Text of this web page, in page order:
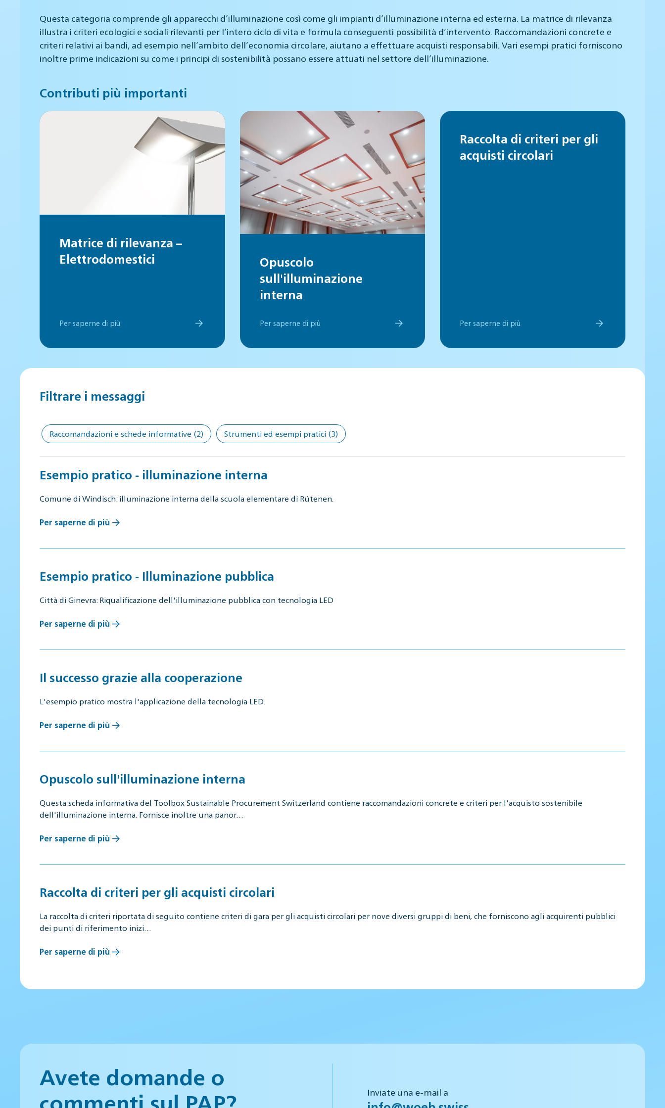
Questa categoria comprende gli apparecchi d’illuminazione così come gli impianti d’illuminazione interna ed esterna. La matrice di rilevanza
illustra i criteri ecologici e sociali rilevanti per l’intero ciclo di vita e formula conseguenti possibilità d’intervento. Raccomandazioni concrete e
criteri relativi ai bandi, ad esempio nell’ambito dell’economia circolare, aiutano a effettuare acquisti responsabili. Vari esempi pratici forniscono
inoltre prime indicazioni su come i principi di sostenibilità possano essere attuati nel settore dell’illuminazione.
Contributi più importanti
Matrice di rilevanza –
Elettrodomestici
Per saperne di più
Opuscolo
sull'illuminazione
interna
Per saperne di più
Raccolta di criteri per gli
acquisti circolari
Per saperne di più
Filtrare i messaggi
Raccomandazioni e schede informative (2) Strumenti ed esempi pratici (3)
Esempio pratico - illuminazione interna
Comune di Windisch: illuminazione interna della scuola elementare di Rütenen.
Per saperne di più
Esempio pratico - Illuminazione pubblica
Città di Ginevra: Riqualificazione dell'illuminazione pubblica con tecnologia LED
Per saperne di più
Il successo grazie alla cooperazione
L'esempio pratico mostra l'applicazione della tecnologia LED.
Per saperne di più
Opuscolo sull'illuminazione interna
Questa scheda informativa del Toolbox Sustainable Procurement Switzerland contiene raccomandazioni concrete e criteri per l'acquisto sostenibile
dell'illuminazione interna. Fornisce inoltre una panor…
Per saperne di più
Raccolta di criteri per gli acquisti circolari
La raccolta di criteri riportata di seguito contiene criteri di gara per gli acquisti circolari per nove diversi gruppi di beni, che forniscono agli acquirenti pubblici
dei punti di riferimento inizi…
Per saperne di più
Avete domande o
commenti sul PAP?
Inviate una e-mail a